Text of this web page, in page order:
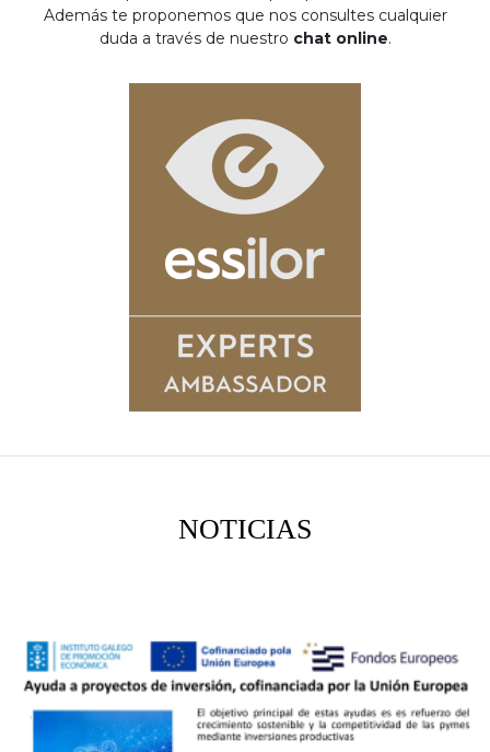
Además te proponemos que nos consultes cualquier
duda a través de nuestro chat online.
NOTICIAS